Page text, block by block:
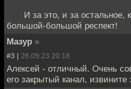
И за это, и за остальное,
большой­‑большой респект!
Мазур »
#3 | 28.09.23 20:18
Алексей - отличный. Очень
его закрытый канал, извините